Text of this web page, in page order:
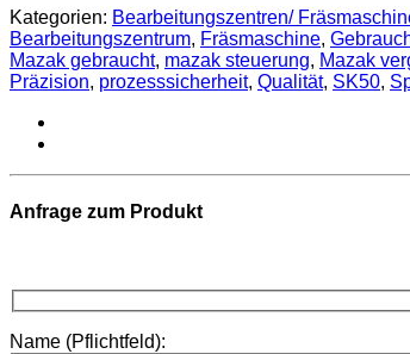
Kategorien: Bearbeitungszentren/
Bearbeitungszentrum, Fräsmaschine,
Mazak gebraucht, mazak steuerung, Mazak
Präzision, prozesssicherheit, Qualität, SK50,
Anfrage zum Produkt
Name (Pflichtfeld):